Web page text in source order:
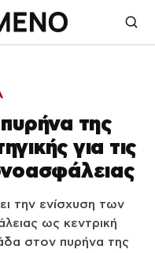
της
για τις
την ενίσχυση των
ως κεντρική
στον πυρήνα της